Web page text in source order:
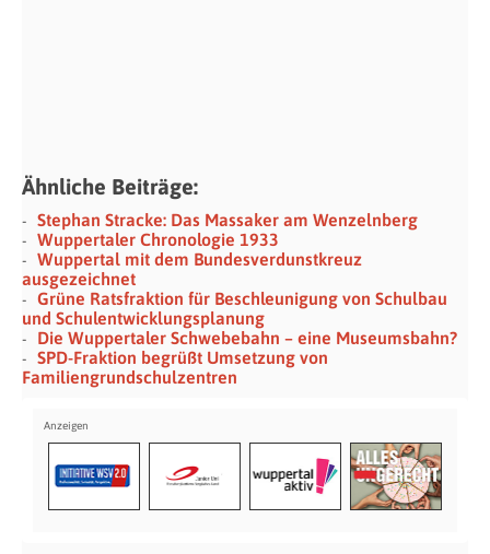
Ähnliche Beiträge:
Stephan Stracke: Das Massaker am Wenzelnberg
Wuppertaler Chronologie 1933
Wuppertal mit dem Bundesverdunstkreuz
ausgezeichnet
Grüne Ratsfraktion für Beschleunigung von Schulbau
und Schulentwicklungsplanung
Die Wuppertaler Schwebebahn – eine Museumsbahn?
SPD-Fraktion begrüßt Umsetzung von
Familiengrundschulzentren